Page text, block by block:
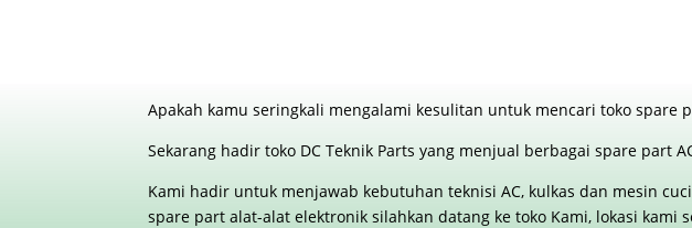
Apakah kamu seringkali mengalami kesulitan untuk mencari toko spare
Sekarang hadir toko DC Teknik Parts yang menjual berbagai spare part
Kami hadir untuk menjawab kebutuhan teknisi AC, kulkas dan mesin
spare part alat-alat elektronik silahkan datang ke toko Kami, lokasi